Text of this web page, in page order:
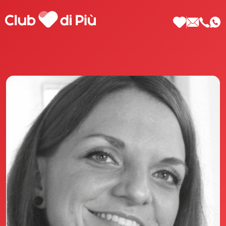
Scopri Club di Più
Le testimonianze Club di Più
La fondatrice Valeria Pilla
Annunci Donne
Agenzia matrimoniale Club di Più
Love Notebook